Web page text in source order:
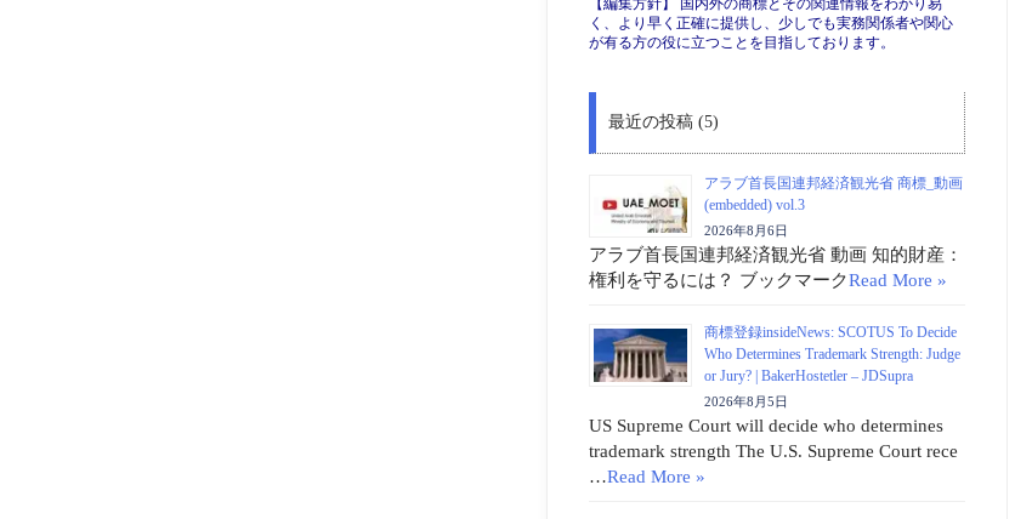
【編集方針】 国内外の商標とその関連情報をわかり易
く、より早く正確に提供し、少しでも実務関係者や関心
が有る方の役に立つことを目指しております。
最近の投稿 (5)
アラブ首長国連邦経済観光省 商標_動画
(embedded) vol.3
2026年8月6日
アラブ首長国連邦経済観光省 動画 知的財産：
権利を守るには？ ブックマークRead More »
商標登録insideNews: SCOTUS To Decide
Who Determines Trademark Strength: Judge
or Jury? | BakerHostetler – JDSupra
2026年8月5日
US Supreme Court will decide who determines
trademark strength The U.S. Supreme Court rece
…Read More »